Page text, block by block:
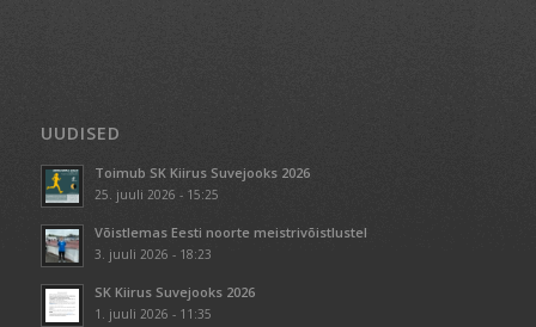
UUDISED
Toimub SK Kiirus Suvejooks 2026
25. juuli 2026 - 15:25
Võistlemas Eesti noorte meistrivõistlustel
3. juuli 2026 - 18:23
SK Kiirus Suvejooks 2026
1. juuli 2026 - 11:35